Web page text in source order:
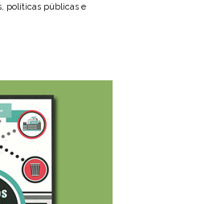
políticas públicas e